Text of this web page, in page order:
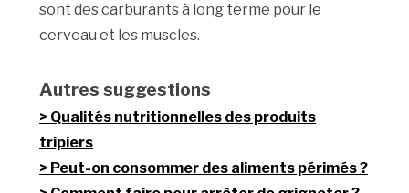
sont des carburants à long terme pour le
cerveau et les muscles.
Autres suggestions
Qualités nutritionnelles des produits
tripiers
Peut-on consommer des aliments périmés ?